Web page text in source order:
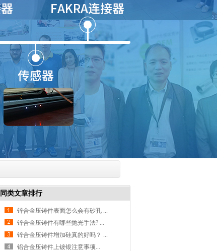
同类文章排行
锌合金压铸件表面怎么会有砂孔 ...
锌合金压铸件有哪些抛光手法? ...
锌合金压铸件增加硅真的好吗？ ...
铝合金压铸件上镀银注意事项...